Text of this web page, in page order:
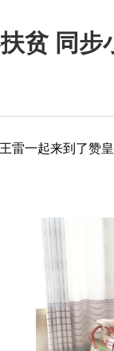
贫 同
雷一起来到了赞